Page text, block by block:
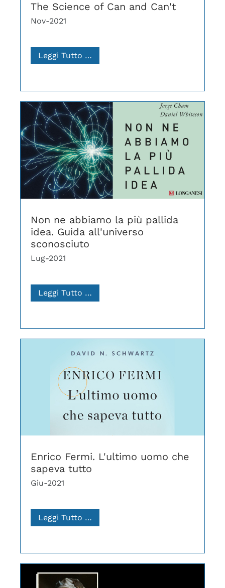
The Science of Can and Can't
Nov-2021
Leggi Tutto …
Non ne abbiamo la più pallida
idea. Guida all'universo
sconosciuto
Lug-2021
Leggi Tutto …
Enrico Fermi. L'ultimo uomo che
sapeva tutto
Giu-2021
Leggi Tutto …